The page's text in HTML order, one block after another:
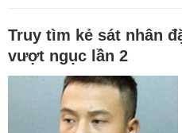
Truy tìm kẻ sát nhân
vượt ngục lần 2